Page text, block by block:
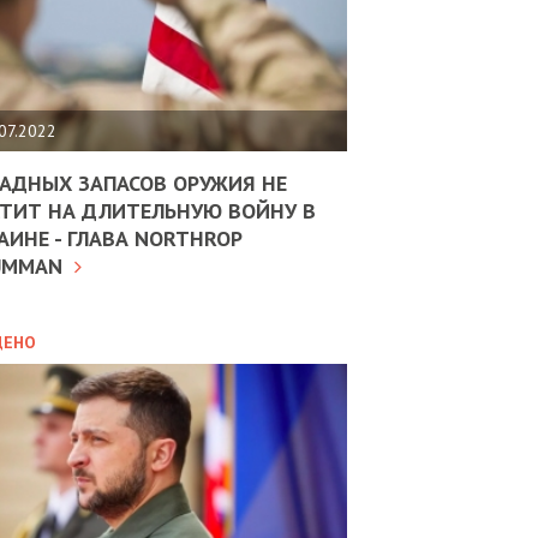
ЗАПАСОВ ОРУЖИЯ НЕ
НА ДЛИТЕЛЬНУЮ ВОЙНУ В
- ГЛАВА NORTHROP
10.02.2025